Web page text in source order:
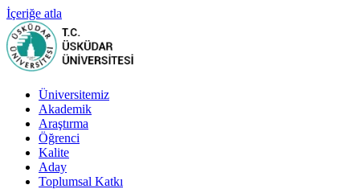
İçeriğe atla
Üniversitemiz
Akademik
Araştırma
Öğrenci
Kalite
Aday
Toplumsal Katkı